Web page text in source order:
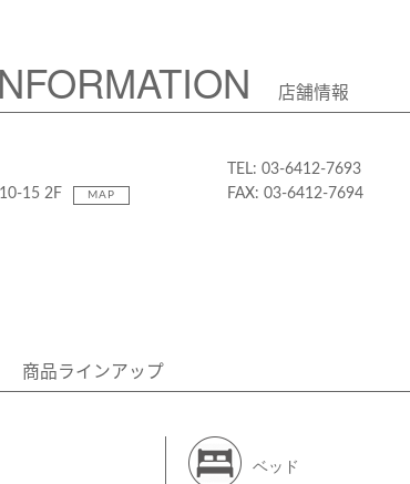
店舗情報
15 2F
MAP
TEL: 03-6412-7693
FAX: 03-6412-7694
商品ラインアップ
ベッド